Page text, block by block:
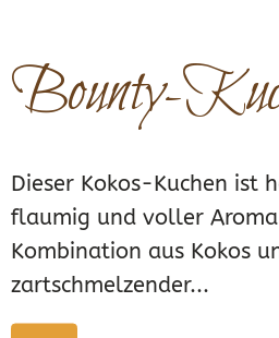
Bounty-
Dieser Kokos-Kuchen ist
flaumig und voller
Kombination aus Kokos
zartschmelzender...